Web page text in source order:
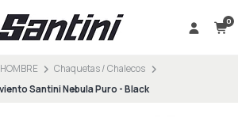
0
HOMBRE
Chaquetas / Chalecos
Santini Nebula Puro - Black